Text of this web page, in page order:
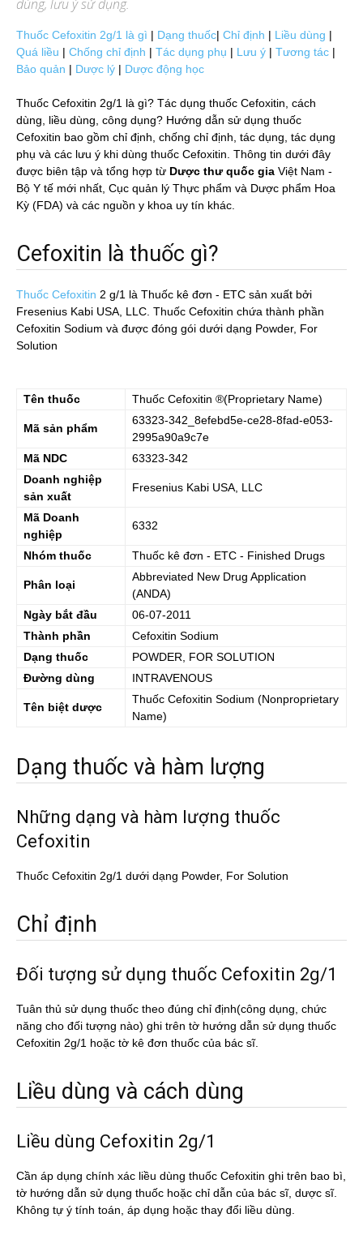
dùng, lưu ý sử dụng.
Thuốc Cefoxitin 2g/1 là gì | Dạng thuốc| Chỉ định | Liều dùng |
Quá liều | Chống chỉ định | Tác dụng phụ | Lưu ý | Tương tác |
Bảo quản | Dược lý | Dược động học
Thuốc Cefoxitin 2g/1 là gì? Tác dụng thuốc Cefoxitin, cách
dùng, liều dùng, công dụng? Hướng dẫn sử dụng thuốc
Cefoxitin bao gồm chỉ định, chống chỉ định, tác dụng, tác dụng
phụ và các lưu ý khi dùng thuốc Cefoxitin. Thông tin dưới đây
được biên tập và tổng hợp từ Dược thư quốc gia Việt Nam -
Bộ Y tế mới nhất, Cục quản lý Thực phẩm và Dược phẩm Hoa
Kỳ (FDA) và các nguồn y khoa uy tín khác.
Cefoxitin là thuốc gì?
Thuốc Cefoxitin 2 g/1 là Thuốc kê đơn - ETC sản xuất bởi
Fresenius Kabi USA, LLC. Thuốc Cefoxitin chứa thành phần
Cefoxitin Sodium và được đóng gói dưới dạng Powder, For
Solution
Tên thuốc Thuốc Cefoxitin ®(Proprietary Name)
Mã sản phẩm
63323-342_8efebd5e-ce28-8fad-e053-
2995a90a9c7e
Mã NDC
63323-342
Doanh nghiệp
sản xuất
Fresenius Kabi USA, LLC
Mã Doanh
nghiệp
6332
Nhóm thuốc Thuốc kê đơn - ETC - Finished Drugs
Phân loại
Abbreviated New Drug Application
(ANDA)
Ngày bắt đầu
06-07-2011
Thành phần
Cefoxitin Sodium
Dạng thuốc
POWDER, FOR SOLUTION
Đường dùng
INTRAVENOUS
Tên biệt dược
Thuốc Cefoxitin Sodium (Nonproprietary
Name)
Dạng thuốc và hàm lượng
Những dạng và hàm lượng thuốc
Cefoxitin
Thuốc Cefoxitin 2g/1 dưới dạng Powder, For Solution
Chỉ định
Đối tượng sử dụng thuốc Cefoxitin 2g/1
Tuân thủ sử dụng thuốc theo đúng chỉ định(công dụng, chức
năng cho đối tượng nào) ghi trên tờ hướng dẫn sử dụng thuốc
Cefoxitin 2g/1 hoặc tờ kê đơn thuốc của bác sĩ.
Liều dùng và cách dùng
Liều dùng Cefoxitin 2g/1
Cần áp dụng chính xác liều dùng thuốc Cefoxitin ghi trên bao bì,
tờ hướng dẫn sử dụng thuốc hoặc chỉ dẫn của bác sĩ, dược sĩ.
Không tự ý tính toán, áp dụng hoặc thay đổi liều dùng.